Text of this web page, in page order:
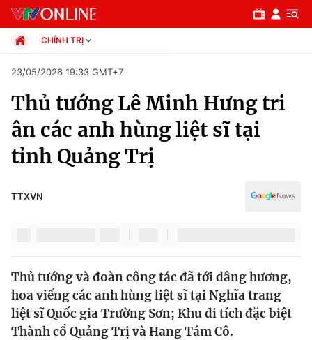
Chuyên mục
Chính trị
Thế giới
Tin tức
CHÍNH TRỊ
Xã hội
Pháp luật
Thể thao
Truyền hình
Văn hóa - Giải trí
23/05/2026 19:33 GMT+7
Thủ tướng Lê Minh Hưng tri
ân các anh hùng liệt sĩ tại
tỉnh Quảng Trị
TTXVN
Thủ tướng và đoàn công tác đã tới dâng hương,
hoa viếng các anh hùng liệt sĩ tại Nghĩa trang
liệt sĩ Quốc gia Trường Sơn; Khu di tích đặc biệt
Thành cổ Quảng Trị và Hang Tám Cô.